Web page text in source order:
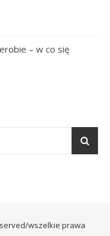
– w co się
wszelkie prawa